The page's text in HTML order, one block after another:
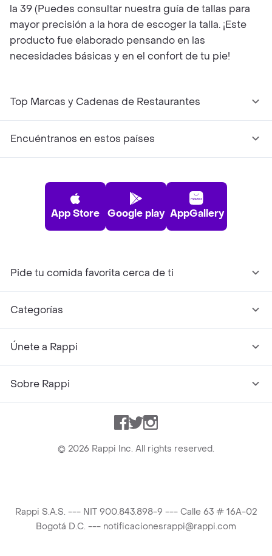
la 39 (Puedes consultar nuestra guía de tallas para
mayor precisión a la hora de escoger la talla. ¡Este
producto fue elaborado pensando en las
necesidades básicas y en el confort de tu pie!
Top Marcas y Cadenas de Restaurantes
Encuéntranos en estos países
App Store Google play AppGallery
Pide tu comida favorita cerca de ti
Categorías
Únete a Rappi
Sobre Rappi
Facebook
TwitterInstagram
© 2026 Rappi Inc. All rights reserved.
Rappi S.A.S. --- NIT 900.843.898-9 --- Calle 63 # 16A-02
Bogotá D.C. --- notificacionesrappi@rappi.com